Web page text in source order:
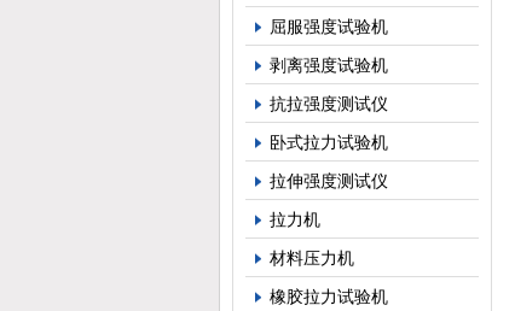
屈服强度试验机
剥离强度试验机
抗拉强度测试仪
卧式拉力试验机
拉伸强度测试仪
拉力机
材料压力机
橡胶拉力试验机